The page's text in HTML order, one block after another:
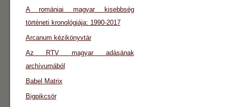
A romániai magyar kisebbség
történeti kronológiája: 1990-2017
Arcanum kézikönyvtár
Az RTV magyar adásának
archívumából
Babel Matrix
Bigpikcsör